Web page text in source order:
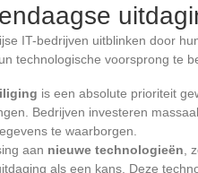
IT-bedrijven uitblinken door
technologische voorsprong te
is een absolute prioriteit
Bedrijven investeren
te waarborgen.
aan nieuwe technologieën ,
als een kans. Deze